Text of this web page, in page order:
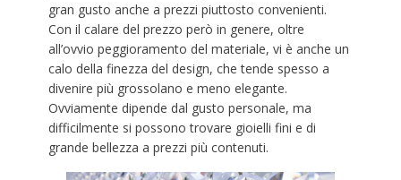
gran gusto anche a prezzi piuttosto convenienti.
Con il calare del prezzo però in genere, oltre
all’ovvio peggioramento del materiale, vi è anche un
calo della finezza del design, che tende spesso a
divenire più grossolano e meno elegante.
Ovviamente dipende dal gusto personale, ma
difficilmente si possono trovare gioielli fini e di
grande bellezza a prezzi più contenuti.